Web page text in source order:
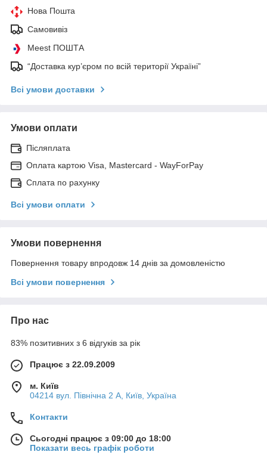
Нова Пошта
Самовивіз
Meest ПОШТА
“Доставка кур’єром по всій території Україні”
Всі умови доставки
Умови оплати
Післяплата
Оплата картою Visa, Mastercard - WayForPay
Сплата по рахунку
Всі умови оплати
Умови повернення
Повернення товару впродовж 14 днів за домовленістю
Всі умови повернення
Про нас
83% позитивних з 6 відгуків за рік
Працює з 22.09.2009
м. Київ
04214 вул. Північна 2 А, Київ, Україна
Контакти
Сьогодні працює з 09:00 до 18:00
Показати весь графік роботи